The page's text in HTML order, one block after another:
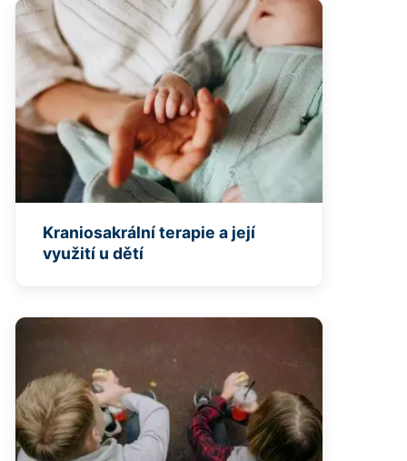
Kraniosakrální terapie a její
využití u dětí